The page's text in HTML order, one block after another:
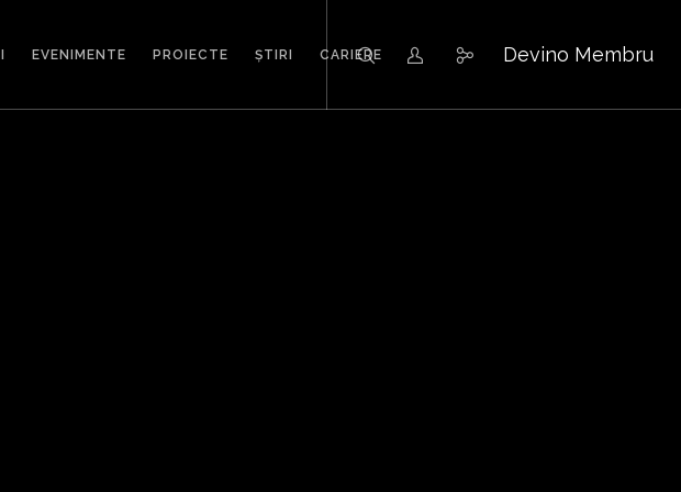
Devino Membru
EVENIMENTE PROIECTE ȘTIRI CARIERE